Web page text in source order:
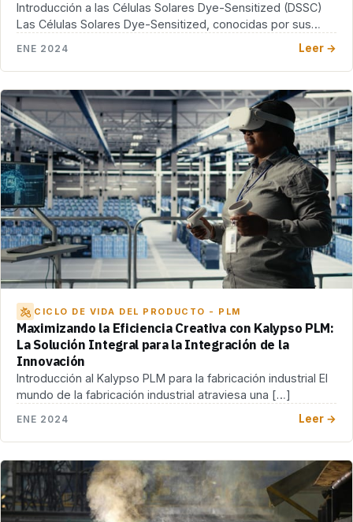
Introducción a las Células Solares Dye-Sensitized (DSSC)
Las Células Solares Dye-Sensitized, conocidas por sus
ENE 2024 Leer →
CICLO DE VIDA DEL PRODUCTO - PLM
Maximizando la Eficiencia Creativa con Kalypso PLM:
La Solución Integral para la Integración de la
Innovación
Introducción al Kalypso PLM para la fabricación industrial El
mundo de la fabricación industrial atraviesa una […]
ENE 2024 Leer →